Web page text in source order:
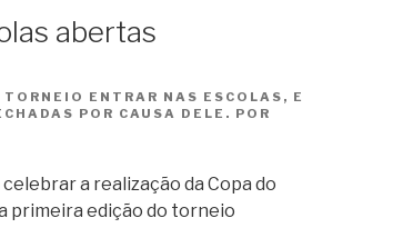
abertas
ENTRAR NAS ESCOLAS, E
POR CAUSA DELE. POR
a realização da Copa do
primeira edição do torneio